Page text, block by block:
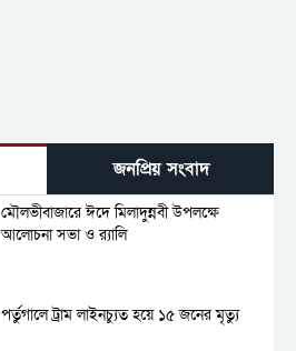
জনপ্রিয় সংবাদ
মৌলভীবাজারে ঈদে মিলাদুন্নবী উপলক্ষে
আলোচনা সভা ও র‍্যালি
পর্তুগালে ট্রাম লাইনচ্যুত হয়ে ১৫ জনের মৃত্যু